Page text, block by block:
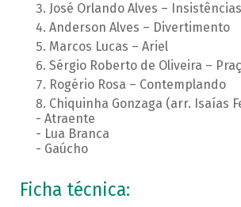
José Orlando Alves – Insistências
Anderson Alves – Divertimento
Marcos Lucas – Ariel
Sérgio Roberto de Oliveira –
Rogério Rosa – Contemplando
Chiquinha Gonzaga (arr. Isaías
- Atraente
- Lua Branca
- Gaúcho
Ficha técnica: